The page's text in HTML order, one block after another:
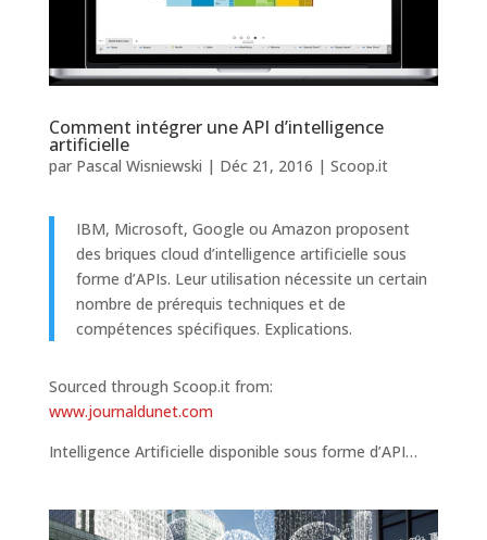
Comment intégrer une API d’intelligence
artificielle
par Pascal Wisniewski | Déc 21, 2016 | Scoop.it
IBM, Microsoft, Google ou Amazon proposent
des briques cloud d’intelligence artificielle sous
forme d’APIs. Leur utilisation nécessite un certain
nombre de prérequis techniques et de
compétences spécifiques. Explications.
Sourced through Scoop.it from:
www.journaldunet.com
Intelligence Artificielle disponible sous forme d’API…